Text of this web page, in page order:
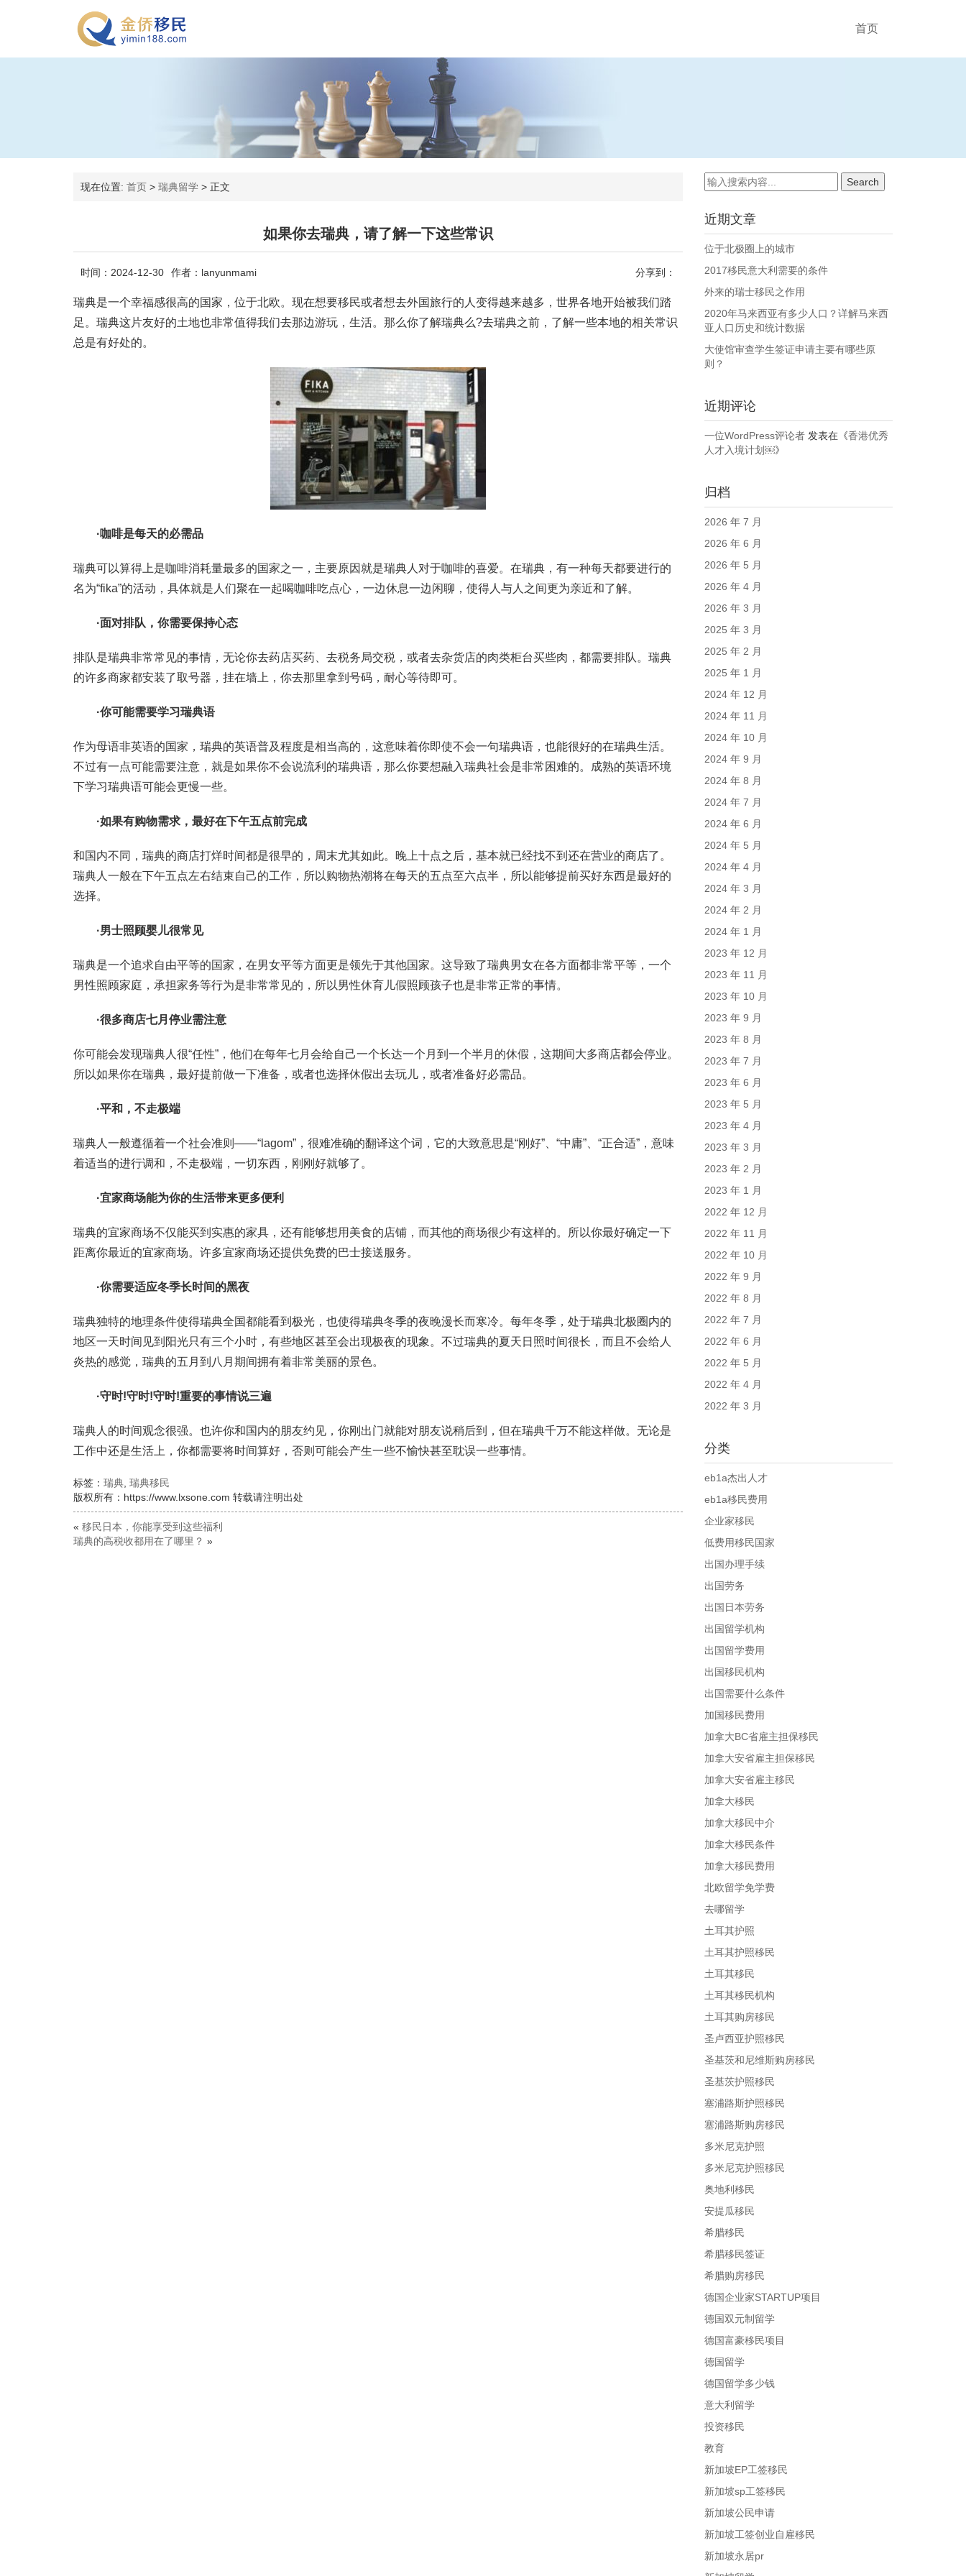
首页
现在位置: 首页 > 瑞典留学 > 正文
如果你去瑞典，请了解一下这些常识
时间：2024-12-30 作者：lanyunmami 分享到：
瑞典是一个幸福感很高的国家，位于北欧。现在想要移民或者想去外国旅行的人变得越来越多，世界各地开始被我们踏
足。瑞典这片友好的土地也非常值得我们去那边游玩，生活。那么你了解瑞典么?去瑞典之前，了解一些本地的相关常识
总是有好处的。
·咖啡是每天的必需品
瑞典可以算得上是咖啡消耗量最多的国家之一，主要原因就是瑞典人对于咖啡的喜爱。在瑞典，有一种每天都要进行的
名为“fika”的活动，具体就是人们聚在一起喝咖啡吃点心，一边休息一边闲聊，使得人与人之间更为亲近和了解。
·面对排队，你需要保持心态
排队是瑞典非常常见的事情，无论你去药店买药、去税务局交税，或者去杂货店的肉类柜台买些肉，都需要排队。瑞典
的许多商家都安装了取号器，挂在墙上，你去那里拿到号码，耐心等待即可。
·你可能需要学习瑞典语
作为母语非英语的国家，瑞典的英语普及程度是相当高的，这意味着你即使不会一句瑞典语，也能很好的在瑞典生活。
不过有一点可能需要注意，就是如果你不会说流利的瑞典语，那么你要想融入瑞典社会是非常困难的。成熟的英语环境
下学习瑞典语可能会更慢一些。
·如果有购物需求，最好在下午五点前完成
和国内不同，瑞典的商店打烊时间都是很早的，周末尤其如此。晚上十点之后，基本就已经找不到还在营业的商店了。
瑞典人一般在下午五点左右结束自己的工作，所以购物热潮将在每天的五点至六点半，所以能够提前买好东西是最好的
选择。
·男士照顾婴儿很常见
瑞典是一个追求自由平等的国家，在男女平等方面更是领先于其他国家。这导致了瑞典男女在各方面都非常平等，一个
男性照顾家庭，承担家务等行为是非常常见的，所以男性休育儿假照顾孩子也是非常正常的事情。
·很多商店七月停业需注意
你可能会发现瑞典人很“任性”，他们在每年七月会给自己一个长达一个月到一个半月的休假，这期间大多商店都会停业。
所以如果你在瑞典，最好提前做一下准备，或者也选择休假出去玩儿，或者准备好必需品。
·平和，不走极端
瑞典人一般遵循着一个社会准则——“lagom”，很难准确的翻译这个词，它的大致意思是“刚好”、“中庸”、“正合适”，意味
着适当的进行调和，不走极端，一切东西，刚刚好就够了。
·宜家商场能为你的生活带来更多便利
瑞典的宜家商场不仅能买到实惠的家具，还有能够想用美食的店铺，而其他的商场很少有这样的。所以你最好确定一下
距离你最近的宜家商场。许多宜家商场还提供免费的巴士接送服务。
·你需要适应冬季长时间的黑夜
瑞典独特的地理条件使得瑞典全国都能看到极光，也使得瑞典冬季的夜晚漫长而寒冷。每年冬季，处于瑞典北极圈内的
地区一天时间见到阳光只有三个小时，有些地区甚至会出现极夜的现象。不过瑞典的夏天日照时间很长，而且不会给人
炎热的感觉，瑞典的五月到八月期间拥有着非常美丽的景色。
·守时!守时!守时!重要的事情说三遍
瑞典人的时间观念很强。也许你和国内的朋友约见，你刚出门就能对朋友说稍后到，但在瑞典千万不能这样做。无论是
工作中还是生活上，你都需要将时间算好，否则可能会产生一些不愉快甚至耽误一些事情。
标签： 瑞典 瑞典移民
版权所有：https://www.lxsone.com 转载请注明出处
« 移民日本，你能享受到这些福利
瑞典的高税收都用在了哪里？ »
近期文章
位于北极圈上的城市
2017移民意大利需要的条件
外来的瑞士移民之作用
2020年马来西亚有多少人口？详解马来西
亚人口历史和统计数据
大使馆审查学生签证申请主要有哪些原
则？
近期评论
一位WordPress评论者发表在《香港优秀
人才入境计划￼》
归档
2026 年 7 月
2026 年 6 月
2026 年 5 月
2026 年 4 月
2026 年 3 月
2025 年 3 月
2025 年 2 月
2025 年 1 月
2024 年 12 月
2024 年 11 月
2024 年 10 月
2024 年 9 月
2024 年 8 月
2024 年 7 月
2024 年 6 月
2024 年 5 月
2024 年 4 月
2024 年 3 月
2024 年 2 月
2024 年 1 月
2023 年 12 月
2023 年 11 月
2023 年 10 月
2023 年 9 月
2023 年 8 月
2023 年 7 月
2023 年 6 月
2023 年 5 月
2023 年 4 月
2023 年 3 月
2023 年 2 月
2023 年 1 月
2022 年 12 月
2022 年 11 月
2022 年 10 月
2022 年 9 月
2022 年 8 月
2022 年 7 月
2022 年 6 月
2022 年 5 月
2022 年 4 月
2022 年 3 月
分类
eb1a杰出人才
eb1a移民费用
企业家移民
低费用移民国家
出国办理手续
出国劳务
出国日本劳务
出国留学机构
出国留学费用
出国移民机构
出国需要什么条件
加国移民费用
加拿大BC省雇主担保移民
加拿大安省雇主担保移民
加拿大安省雇主移民
加拿大移民
加拿大移民中介
加拿大移民条件
加拿大移民费用
北欧留学免学费
去哪留学
土耳其护照
土耳其护照移民
土耳其移民
土耳其移民机构
土耳其购房移民
圣卢西亚护照移民
圣基茨和尼维斯购房移民
圣基茨护照移民
塞浦路斯护照移民
塞浦路斯购房移民
多米尼克护照
多米尼克护照移民
奥地利移民
安提瓜移民
希腊移民
希腊移民签证
希腊购房移民
德国企业家STARTUP项目
德国双元制留学
德国富豪移民项目
德国留学
德国留学多少钱
意大利留学
投资移民
教育
新加坡EP工签移民
新加坡sp工签移民
新加坡公民申请
新加坡工签创业自雇移民
新加坡永居pr